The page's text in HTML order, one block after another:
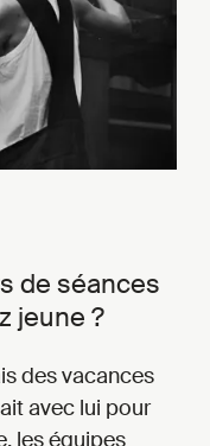
de séances
jeune ?
des vacances
avec lui pour
les équipes